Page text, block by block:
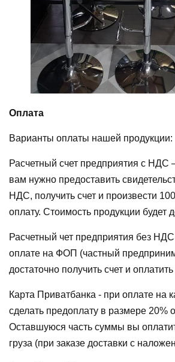
Оплата
Варианты оплаты нашей продукции:
Расчетный счет предприятия с НДС
вам нужно предоставить
НДС, получить счет и произвести
оплату. Стоимость продукции будет
Расчетный чет предприятия без
оплате на ФОП (частный
достаточно получить счет и
Карта Приватбанка - при оплате на
сделать предоплату в размере 20%
Оставшуюся часть суммы вы
груза (при заказе доставки с